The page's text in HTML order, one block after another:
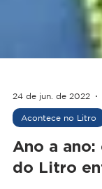
24 de jun. de 2022
Acontece no Litro